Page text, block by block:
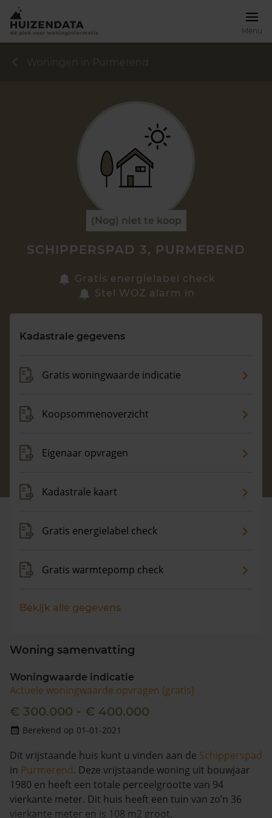
Menu
Zoek een woning
Maandag t/m vrijdag - 08:00 -18:00
Woningen in Purmerend
(Nog) niet te koop
SCHIPPERSPAD 3, PURMEREND
Gratis energielabel check
Stel WOZ alarm in
Kadastrale gegevens
Gratis woningwaarde indicatie
Koopsommenoverzicht
Eigenaar opvragen
Kadastrale kaart
Gratis energielabel check
Gratis warmtepomp check
Bekijk alle gegevens
Woning samenvatting
Woningwaarde indicatie
Actuele woningwaarde opvragen (gratis)
€ 300.000 - € 400.000
Berekend op 01-01-2021
Dit vrijstaande huis kunt u vinden aan de Schipperspad
in Purmerend. Deze vrijstaande woning uit bouwjaar
1980 en heeft een totale perceelgrootte van 94
vierkante meter. Dit huis heeft een tuin van zo’n 36
vierkante meter en is 108 m2 groot.